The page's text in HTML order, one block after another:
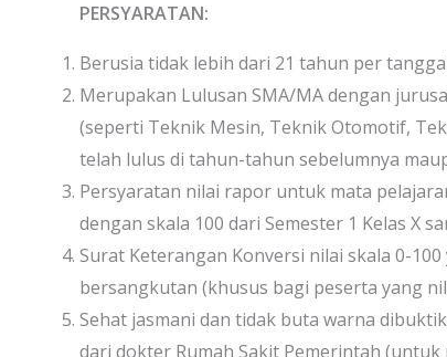
PERSYARATAN:
Berusia tidak lebih dari 21 tahun per
Merupakan Lulusan SMA/MA dengan
(seperti Teknik Mesin, Teknik Otomotif,
telah lulus di tahun-tahun sebelumnya
Persyaratan nilai rapor untuk mata
dengan skala 100 dari Semester 1 Kelas X
Surat Keterangan Konversi nilai skala 0-
bersangkutan (khusus bagi peserta yang
Sehat jasmani dan tidak buta warna
dari dokter Rumah Sakit Pemerintah